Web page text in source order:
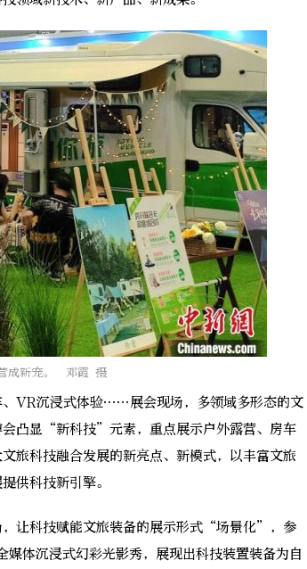
成新宠。 邓霞 摄
VR沉浸式体验……展会现场，多领域多形态的文
凸显“新科技”元素，重点展示户外露营、房车
旅科技融合发展的新亮点、新模式，以丰富文旅
供科技新引擎。
让科技赋能文旅装备的展示形式“场景化”，参
体沉浸式幻彩光影秀，展现出科技装置装备为自